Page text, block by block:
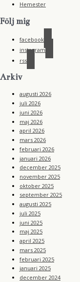
Hemester
Följ mig
facebook
instagram
rss
Arkiv
augusti 2026
juli 2026
juni 2026
maj 2026
april 2026
mars 2026
februari 2026
januari 2026
december 2025
november 2025
oktober 2025
september 2025
augusti 2025
juli 2025
juni 2025
maj 2025
april 2025
mars 2025
februari 2025
januari 2025
december 2024